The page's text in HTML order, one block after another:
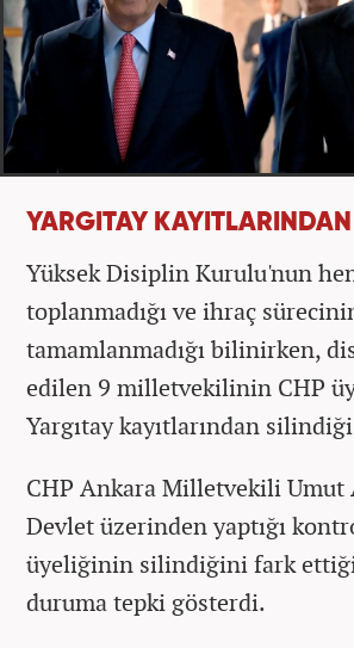
YARGITAY
Yüksek Disiplin Kurulu'nun
toplanmadığı ve ihraç
tamamlanmadığı bilinirken,
edilen 9 milletvekilinin CHP
Yargıtay kayıtlarından
CHP Ankara Milletvekili Umut
Devlet üzerinden yaptığı
üyeliğinin silindiğini fark
duruma tepki gösterdi.